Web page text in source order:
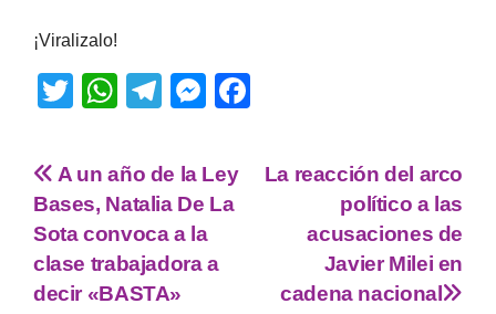
¡Viralizalo!
T
tt
er
W
at
s
A
p
p
T
e
gr
a
m
M
ss
e
n
g
cLa reacción del arco
político a las
acusaciones de
Javier Milei en
cadena nacional
A un año de la Ley
Bases, Natalia De La
Sota convoca a la
clase trabajadora a
decir «BASTA»